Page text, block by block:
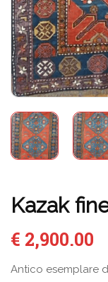
Kazak
€ 2,900.00
Antico esemplare